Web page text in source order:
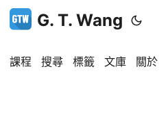
G. T. Wang
課程 搜尋 標籤 文庫 關於